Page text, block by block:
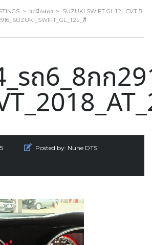
> รถมือสอง > SUZUKI SWIFT GL 1.2L CVT ปี
สี
รถ6_8กก
Posted by: Nune DTS